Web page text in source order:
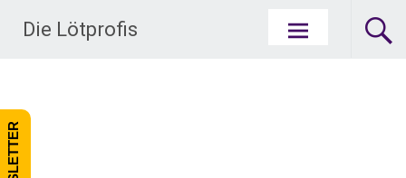
Die Lötprofis